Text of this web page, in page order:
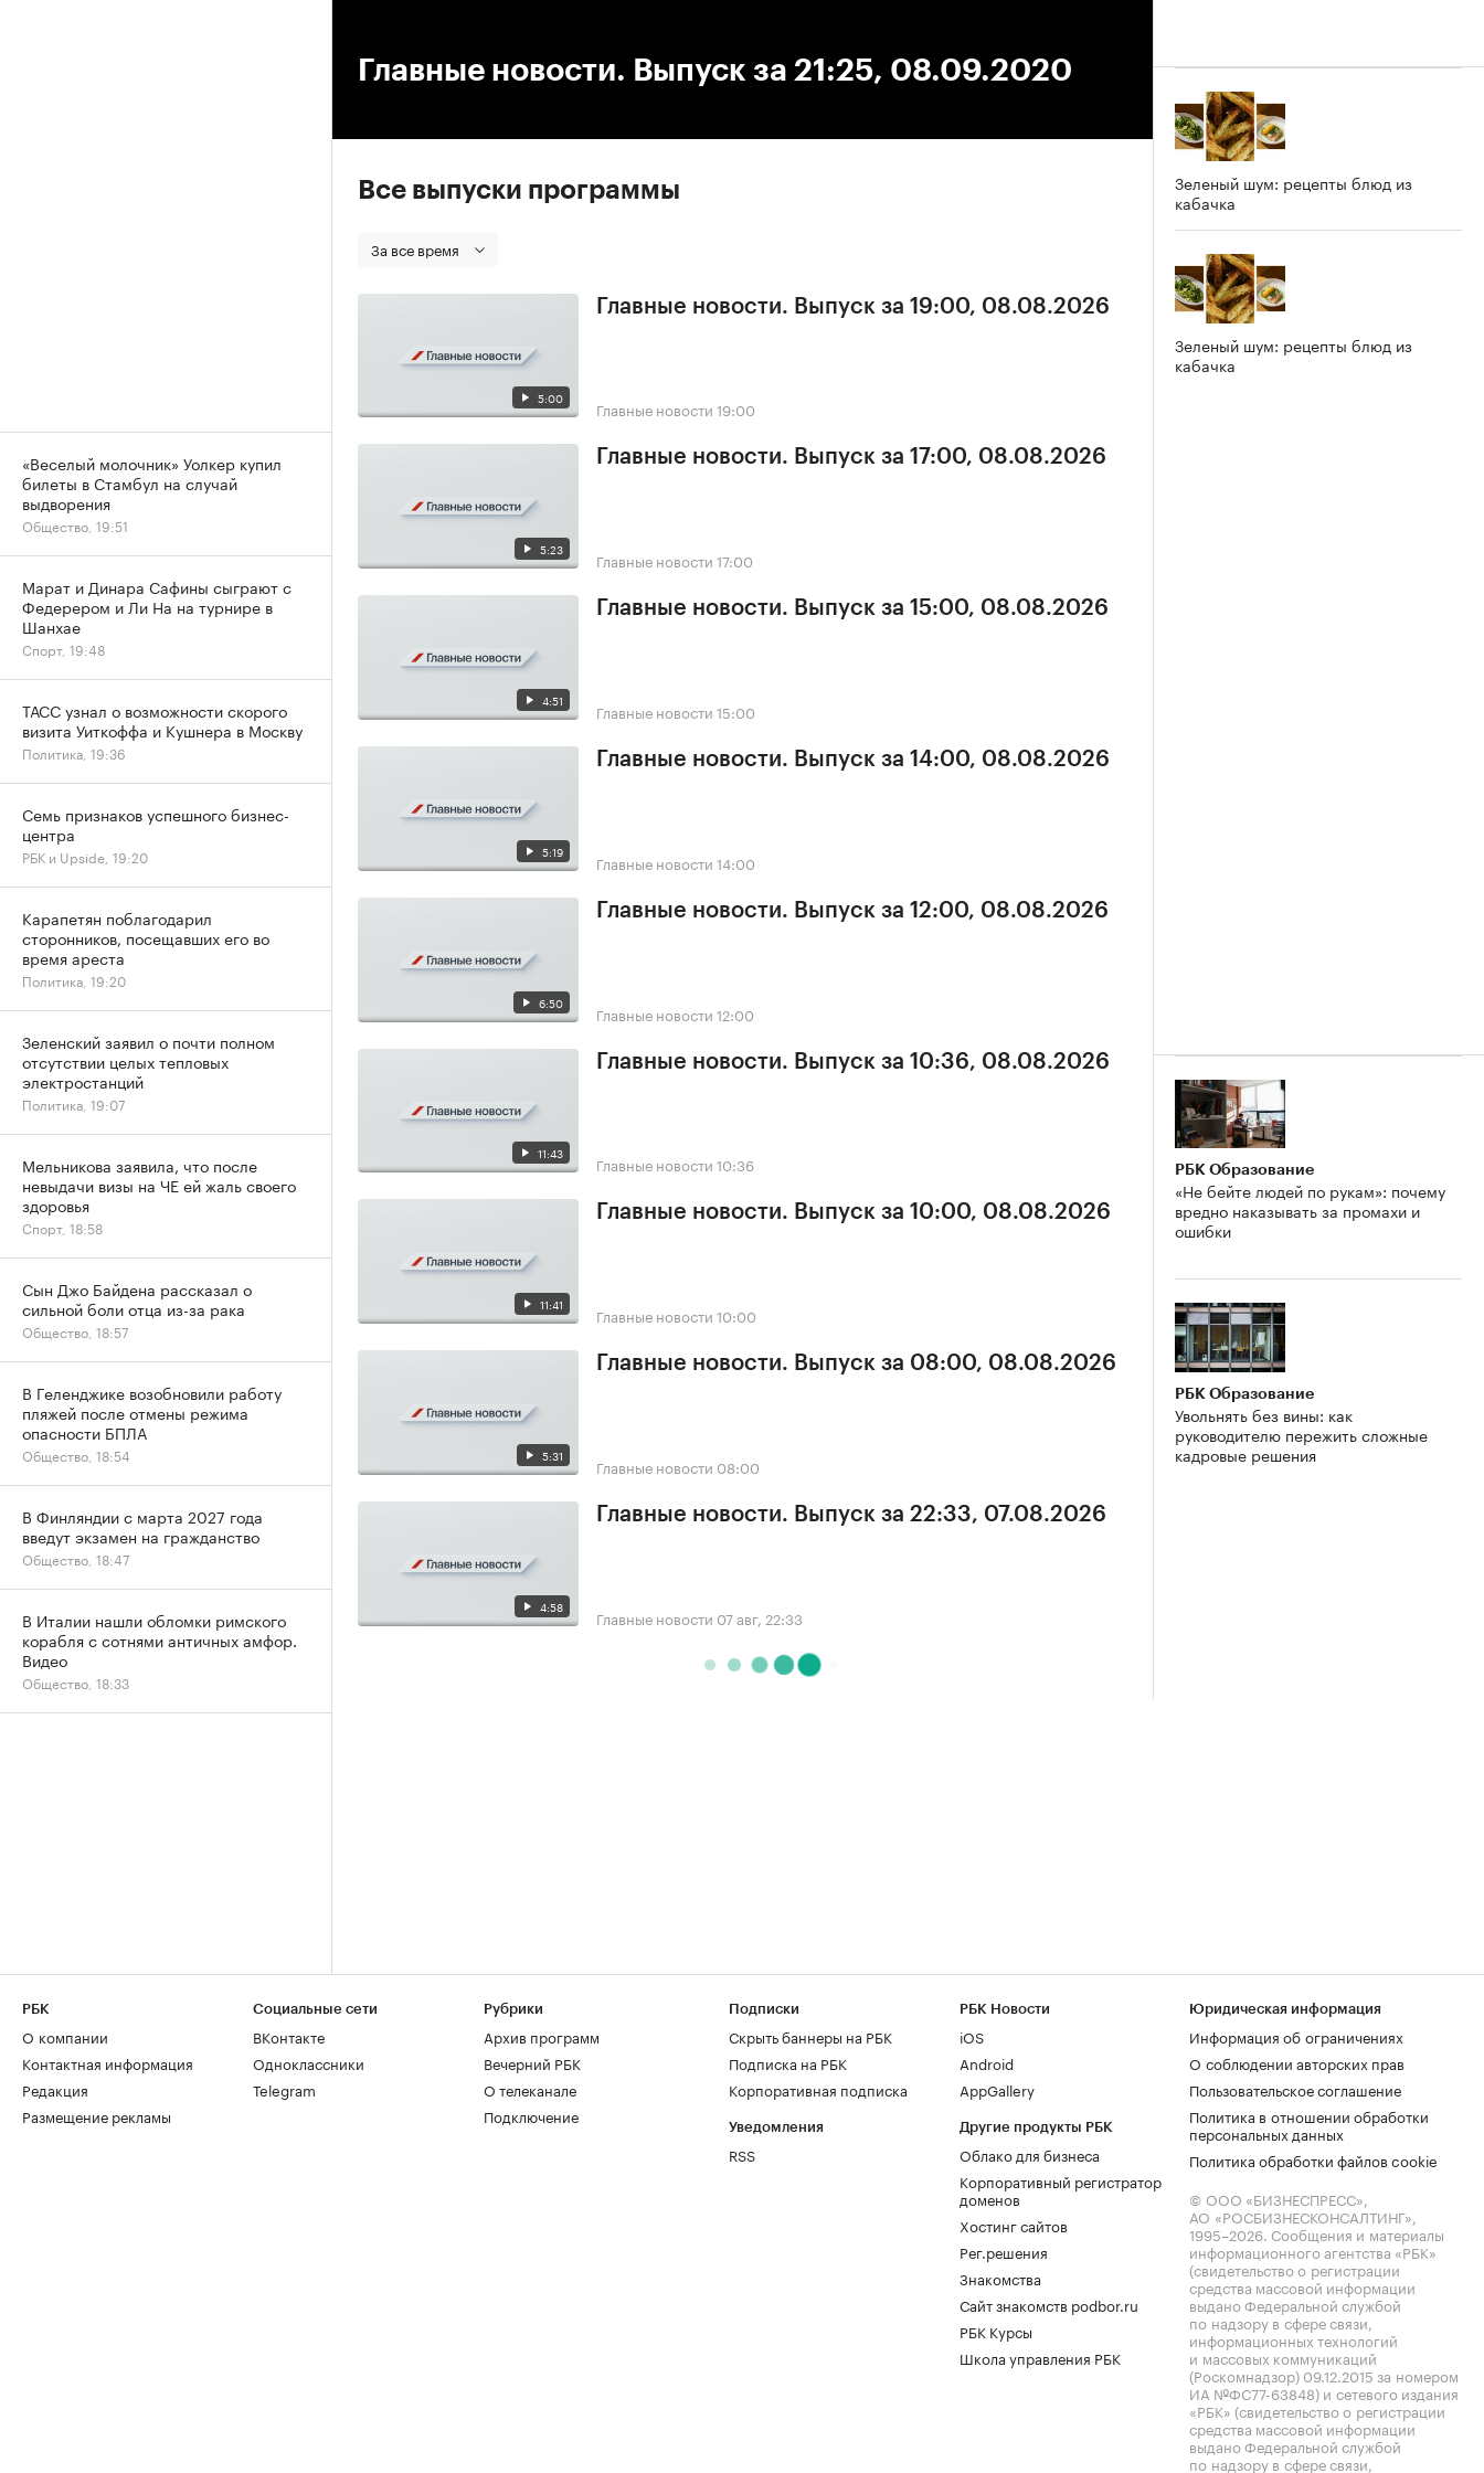
Главные новости. Выпуск за 21:25, 08.09.2020
Все выпуски программы
За все время
5:00
Главные новости. Выпуск за 19:00, 08.08.2026
Главные новости 19:00
5:23
Главные новости. Выпуск за 17:00, 08.08.2026
Главные новости 17:00
4:51
Главные новости. Выпуск за 15:00, 08.08.2026
Главные новости 15:00
5:19
Главные новости. Выпуск за 14:00, 08.08.2026
Главные новости 14:00
6:50
Главные новости. Выпуск за 12:00, 08.08.2026
Главные новости 12:00
11:43
Главные новости. Выпуск за 10:36, 08.08.2026
Главные новости 10:36
11:41
Главные новости. Выпуск за 10:00, 08.08.2026
Главные новости 10:00
5:31
Главные новости. Выпуск за 08:00, 08.08.2026
Главные новости 08:00
4:58
Главные новости. Выпуск за 22:33, 07.08.2026
Главные новости 07 авг, 22:33
Зеленый шум: рецепты блюд из
кабачка
Зеленый шум: рецепты блюд из
кабачка
РБК Образование
«Не бейте людей по рукам»: почему
вредно наказывать за промахи и
ошибки
РБК Образование
Увольнять без вины: как
руководителю пережить сложные
кадровые решения
«Веселый молочник» Уолкер купил
билеты в Стамбул на случай
выдворения
Общество, 19:51
Марат и Динара Сафины сыграют с
Федерером и Ли На на турнире в
Шанхае
Спорт, 19:48
ТАСС узнал о возможности скорого
визита Уиткоффа и Кушнера в Москву
Политика, 19:36
Семь признаков успешного бизнес-
центра
РБК и Upside, 19:20
Карапетян поблагодарил
сторонников, посещавших его во
время ареста
Политика, 19:20
Зеленский заявил о почти полном
отсутствии целых тепловых
электростанций
Политика, 19:07
Мельникова заявила, что после
невыдачи визы на ЧЕ ей жаль своего
здоровья
Спорт, 18:58
Сын Джо Байдена рассказал о
сильной боли отца из-за рака
Общество, 18:57
В Геленджике возобновили работу
пляжей после отмены режима
опасности БПЛА
Общество, 18:54
В Финляндии с марта 2027 года
введут экзамен на гражданство
Общество, 18:47
В Италии нашли обломки римского
корабля с сотнями античных амфор.
Видео
Общество, 18:33
РБК
О компании
Контактная информация
Редакция
Размещение рекламы
Социальные сети
ВКонтакте
Одноклассники
Telegram
Рубрики
Архив программ
Вечерний РБК
О телеканале
Подключение
Подписки
Скрыть баннеры на РБК
Подписка на РБК
Корпоративная подписка
Уведомления
RSS
РБК Новости
iOS
Android
AppGallery
Другие продукты РБК
Облако для бизнеса
Корпоративный регистратор
доменов
Хостинг сайтов
Рег.решения
Знакомства
Сайт знакомств podbor.ru
РБК Курсы
Школа управления РБК
Юридическая информация
Информация об ограничениях
О соблюдении авторских прав
Пользовательское соглашение
Политика в отношении обработки
персональных данных
Политика обработки файлов cookie
© ООО «БИЗНЕСПРЕСС»,
АО «РОСБИЗНЕСКОНСАЛТИНГ»,
1995–2026. Сообщения и материалы
информационного агентства «РБК»
(свидетельство о регистрации
средства массовой информации
выдано Федеральной службой
по надзору в сфере связи,
информационных технологий
и массовых коммуникаций
(Роскомнадзор) 09.12.2015 за номером
ИА №ФС77-63848) и сетевого издания
«РБК» (свидетельство о регистрации
средства массовой информации
выдано Федеральной службой
по надзору в сфере связи,